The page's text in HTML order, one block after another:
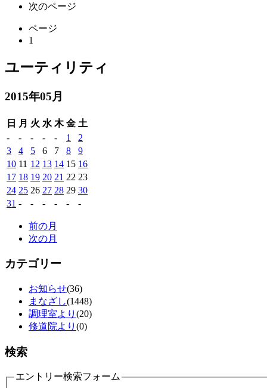
次のページ
ページ
1
ユーティリティ
2015年05月
日 月 火 水 木 金 土
-
- - - - 1
2
3
4 5 6 7 8
9
10 11 12 13 14 15 16
17 18 19 20 21 22 23
24 25 26 27 28 29 30
31 - - - - - -
前の月
次の月
カテゴリー
お知らせ(36)
まなざし(1448)
調理室より (20)
修道院より (0)
検索
エントリー検索フォーム